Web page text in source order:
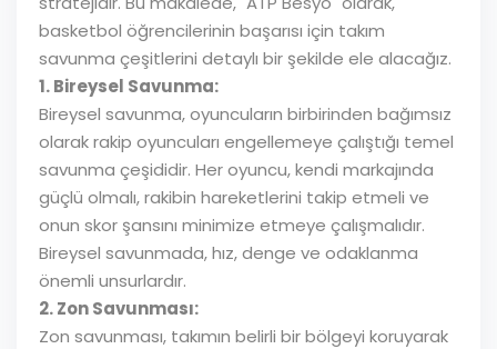
basketbol öğrencilerinin başarısı için takım
savunma çeşitlerini detaylı bir şekilde ele alacağız.
1. Bireysel Savunma:
Bireysel savunma, oyuncuların birbirinden bağımsız
olarak rakip oyuncuları engellemeye çalıştığı temel
savunma çeşididir. Her oyuncu, kendi markajında
güçlü olmalı, rakibin hareketlerini takip etmeli ve
onun skor şansını minimize etmeye çalışmalıdır.
Bireysel savunmada, hız, denge ve odaklanma
önemli unsurlardır.
2. Zon Savunması:
Zon savunması, takımın belirli bir bölgeyi koruyarak